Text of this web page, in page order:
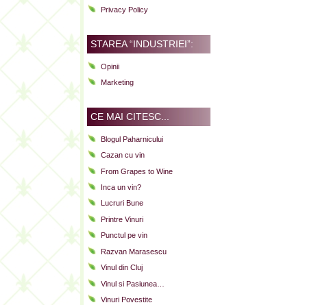
Privacy Policy
STAREA “INDUSTRIEI”:
Opinii
Marketing
CE MAI CITESC...
Blogul Paharnicului
Cazan cu vin
From Grapes to Wine
Inca un vin?
Lucruri Bune
Printre Vinuri
Punctul pe vin
Razvan Marasescu
Vinul din Cluj
Vinul si Pasiunea…
Vinuri Povestite